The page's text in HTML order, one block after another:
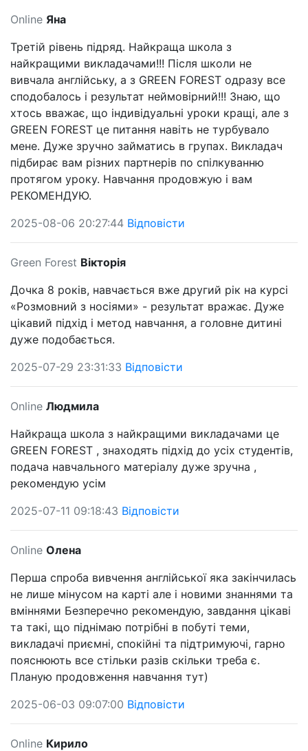
Online Яна
Третій рівень підряд. Найкраща школа з
найкращими викладачами!!! Після школи не
вивчала англійську, а з GREEN FOREST одразу все
сподобалось і результат неймовірний!!! Знаю, що
хтось вважає, що індивідуальні уроки кращі, але з
GREEN FOREST це питання навіть не турбувало
мене. Дуже зручно займатись в групах. Викладач
підбирає вам різних партнерів по спілкуванню
протягом уроку. Навчання продовжую і вам
РЕКОМЕНДУЮ.
2025-08-06 20:27:44 Відповісти
Green Forest Вікторія
Дочка 8 років, навчається вже другий рік на курсі
«Розмовний з носіями» - результат вражає. Дуже
цікавий підхід і метод навчання, а головне дитині
дуже подобається.
2025-07-29 23:31:33 Відповісти
Online Людмила
Найкраща школа з найкращими викладачами це
GREEN FOREST , знаходять підхід до усіх студентів,
подача навчального матеріалу дуже зручна ,
рекомендую усім
2025-07-11 09:18:43 Відповісти
Online Олена
Перша спроба вивчення англійської яка закінчилась
не лише мінусом на карті але і новими знаннями та
вміннями Безперечно рекомендую, завдання цікаві
та такі, що піднімаю потрібні в побуті теми,
викладачі приємні, спокійні та підтримуючі, гарно
пояснюють все стільки разів скільки треба є.
Планую продовження навчання тут)
2025-06-03 09:07:00 Відповісти
Online Кирило